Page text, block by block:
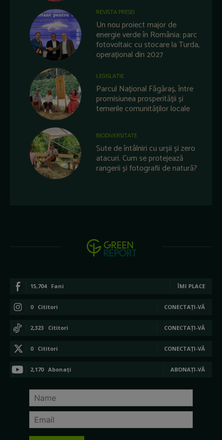
REVISTA PRESEI
Un nou proiect major de
energie verde în România: parc
fotovoltaic cu stocare la Turda,
operațional din 2027
LEGISLATIE
Parcul Național Făgăraș, între
promisiunea prosperității și
temerile comunităților locale
BIODIVERSITATE
Sute de întâlniri cu urșii și zero
atacuri. Cum se protejează
rangerii și fotografii de natură?
15,704 Fani ÎMI PLACE
0 Cititori CONECTAȚI-VĂ
2,323 Cititori CONECTAȚI-VĂ
0 Cititori CONECTAȚI-VĂ
2,170 Abonați ABONAȚI-VĂ